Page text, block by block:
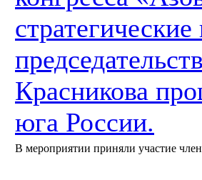
Красникова
юга России.
В мероприятии приняли участие